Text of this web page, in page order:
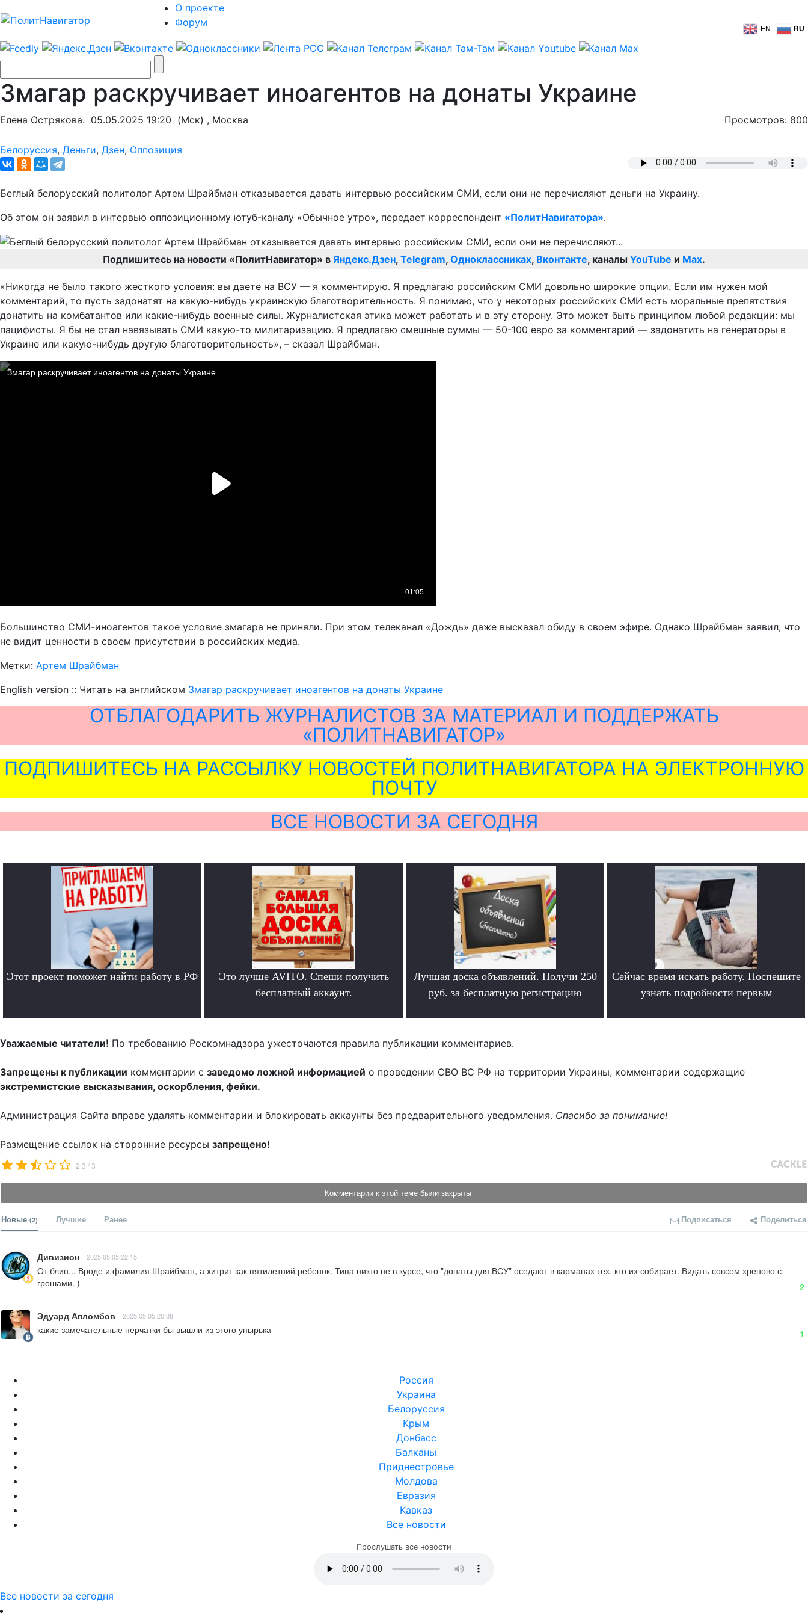
О проекте
Форум
EN RU
Змагар раскручивает иноагентов на донаты Украине
Елена Острякова. 05.05.2025 19:20 (Мск) , Москва Просмотров: 800
Белоруссия, Деньги, Дзен, Оппозиция
Беглый белорусский политолог Артем Шрайбман отказывается давать интервью российским СМИ, если они не перечисляют деньги на Украину.
Об этом он заявил в интервью оппозиционному ютуб-каналу «Обычное утро», передает корреспондент «ПолитНавигатора».
Подпишитесь на новости «ПолитНавигатор» в Яндекс.Дзен, Telegram, Одноклассниках, Вконтакте, каналы YouTube и Max.
«Никогда не было такого жесткого условия: вы даете на ВСУ — я комментирую. Я предлагаю российским СМИ довольно широкие опции. Если им нужен мой
комментарий, то пусть задонатят на какую-нибудь украинскую благотворительность. Я понимаю, что у некоторых российских СМИ есть моральные препятствия
донатить на комбатантов или какие-нибудь военные силы. Журналистская этика может работать и в эту сторону. Это может быть принципом любой редакции: мы
пацифисты. Я бы не стал навязывать СМИ какую-то милитаризацию. Я предлагаю смешные суммы — 50-100 евро за комментарий — задонатить на генераторы в
Украине или какую-нибудь другую благотворительность», – сказал Шрайбман.
Большинство СМИ-иноагентов такое условие змагара не приняли. При этом телеканал «Дождь» даже высказал обиду в своем эфире. Однако Шрайбман заявил, что
не видит ценности в своем присутствии в российских медиа.
Метки: Артем Шрайбман
English version :: Читать на английском Змагар раскручивает иноагентов на донаты Украине
ОТБЛАГОДАРИТЬ ЖУРНАЛИСТОВ ЗА МАТЕРИАЛ И ПОДДЕРЖАТЬ
«ПОЛИТНАВИГАТОР»
ПОДПИШИТЕСЬ НА РАССЫЛКУ НОВОСТЕЙ ПОЛИТНАВИГАТОРА НА ЭЛЕКТРОННУЮ
ПОЧТУ
ВСЕ НОВОСТИ ЗА СЕГОДНЯ
Этот проект поможет найти работу в РФ
Это лучше AVITO. Спеши получить
бесплатный аккаунт.
Лучшая доска объявлений. Получи 250
руб. за бесплатную регистрацию
Сейчас время искать работу. Поспешите
узнать подробности первым
Уважаемые читатели! По требованию Роскомнадзора ужесточаются правила публикации комментариев.
Запрещены к публикации комментарии с заведомо ложной информацией о проведении СВО ВС РФ на территории Украины, комментарии содержащие
экстремистские высказывания, оскорбления, фейки.
Администрация Сайта вправе удалять комментарии и блокировать аккаунты без предварительного уведомления. Спасибо за понимание!
Размещение ссылок на сторонние ресурсы запрещено!
2.3 /3
Комментарии к этой теме были закрыты
Новые (2) Лучшие Ранее Подписаться Поделиться
Дивизион 2025.05.05 22:15
От блин... Вроде и фамилия Шрайбман, а хитрит как пятилетний ребенок. Типа никто не в курсе, что "донаты для ВСУ" оседают в карманах тех, кто их собирает. Видать совсем хреново с
грошами. )
2
Эдуард Апломбов 2025.05.05 20:08
какие замечательные перчатки бы вышли из этого упырька 1
Россия
Украина
Белоруссия
Крым
Донбасс
Балканы
Приднестровье
Молдова
Евразия
Кавказ
Все новости
Прослушать все новости
Все новости за сегодня